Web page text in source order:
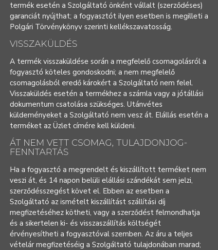
termék esetén a Szolgáltató önként vállalt (szerződéses)
garanciát nyújthat; a fogyasztót ilyen esetben is megilleti a
Polgári Törvénykönyv szerinti kellékszavatosság.
VISSZAKÜLDÉS
A termék visszaküldése során a megfelelő csomagolásról a
fogyasztó köteles gondoskodni; a nem megfelelő
csomagolásból eredő károkért a Szolgáltató nem felel.
Visszaküldés esetén a termékhez a számla vagy a jótállási
dokumentum csatolása szükséges. Utánvétes
küldeményeket a Szolgáltató nem vesz át. Elállás esetén a
terméket az Üzlet címére kell küldeni.
ÁT NEM VETT CSOMAG, TULAJDONJOG-
FENNTARTÁS
Ha a fogyasztó a megrendelt és kiszállított terméket nem
veszi át, és 14 napon belüli elállási szándékát sem jelzi,
szerződésszegést követ el. Ebben az esetben a
Szolgáltató az ismételt kiszállítást szállítási díj
megfizetéséhez kötheti, vagy a szerződést felmondhatja
és a sikertelen ki- és visszaszállítás költségét
érvényesítheti a fogyasztóval szemben. Az áru a teljes
vételár megfizetéséig a Szolgáltató tulajdonában marad;